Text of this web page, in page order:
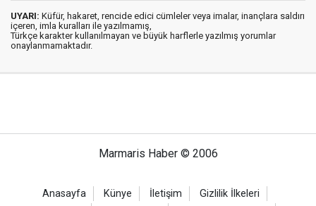
UYARI: Küfür, hakaret, rencide edici cümleler veya imalar, inançlara saldırı
içeren, imla kuralları ile yazılmamış,
Türkçe karakter kullanılmayan ve büyük harflerle yazılmış yorumlar
onaylanmamaktadır.
Marmaris Haber © 2006
Anasayfa Künye İletişim
Gizlilik İlkeleri